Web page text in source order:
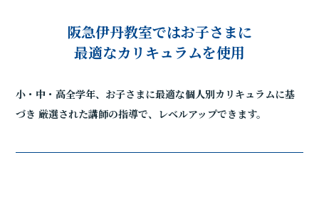
阪急伊丹教室ではお子さまに
最適なカリキュラムを使用
小・中・高全学年、お子さまに最適な個人別カリキュラムに基
づき 厳選された講師の指導で、レベルアップできます。